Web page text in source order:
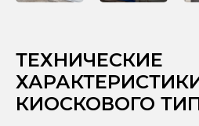
ТЕХНИЧЕСКИЕ
КИОСКОВОГО